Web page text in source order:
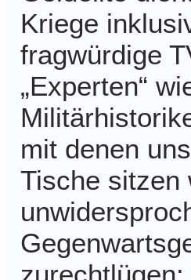
Kriege
fragwürdige
„Experten“
mit denen
Tische sitzen